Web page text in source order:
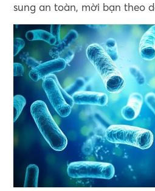
sung an toàn, mời bạn theo